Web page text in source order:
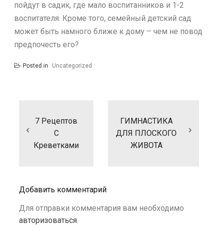
пойдут в садик, где мало воспитанников и 1-2
воспитателя. Кроме того, семейный детский сад
может быть намного ближе к дому – чем не повод
предпочесть его?
Posted in Uncategorized
записям
7 Рецептов
С
Креветками
ГИМНАСТИКА
ДЛЯ ПЛОСКОГО
ЖИВОТА
Добавить комментарий
Для отправки комментария вам необходимо
авторизоваться.